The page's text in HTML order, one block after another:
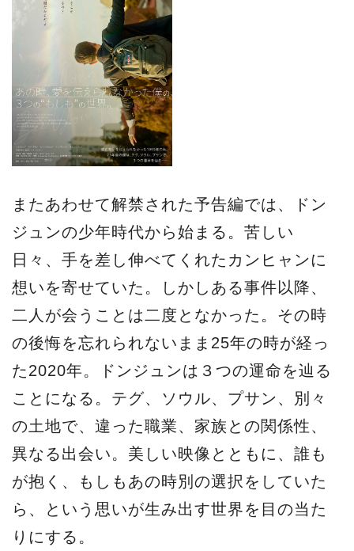
またあわせて解禁された予告編では、ドン
ジュンの少年時代から始まる。苦しい
日々、手を差し伸べてくれたカンヒャンに
想いを寄せていた。しかしある事件以降、
二人が会うことは二度となかった。その時
の後悔を忘れられないまま25年の時が経っ
た2020年。ドンジュンは３つの運命を辿る
ことになる。テグ、ソウル、プサン、別々
の土地で、違った職業、家族との関係性、
異なる出会い。美しい映像とともに、誰も
が抱く、もしもあの時別の選択をしていた
ら、という思いが生み出す世界を目の当た
りにする。